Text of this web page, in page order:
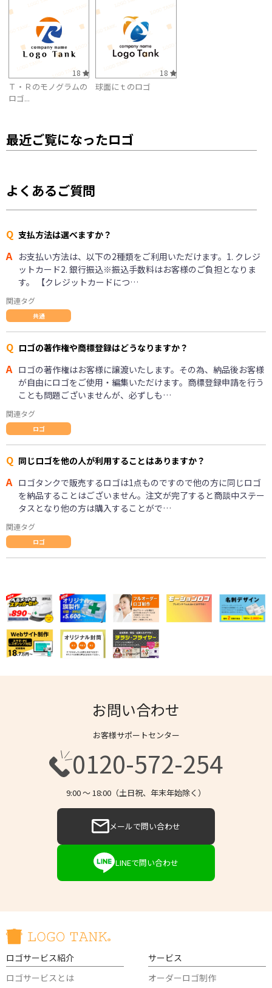
18
Ｔ・Ｒのモノグラムの
ロゴ...
18
球面にｔのロゴ
最近ご覧になったロゴ
よくあるご質問
Q 支払方法は選べますか？
A お支払い方法は、以下の2種類をご利用いただけます。1. クレジ
ットカード2. 銀行振込※振込手数料はお客様のご負担となりま
す。 【クレジットカードにつ…
関連タグ
共通
Q ロゴの著作権や商標登録はどうなりますか？
A ロゴの著作権はお客様に譲渡いたします。その為、納品後お客様
が自由にロゴをご使用・編集いただけます。商標登録申請を行う
ことも問題ございませんが、必ずしも…
関連タグ
ロゴ
Q 同じロゴを他の人が利用することはありますか？
A ロゴタンクで販売するロゴは1点ものですので他の方に同じロゴ
を納品することはございません。注文が完了すると商談中ステー
タスとなり他の方は購入することがで…
関連タグ
ロゴ
お問い合わせ
お客様サポートセンター
0120-572-254
9:00 〜 18:00（土日祝、年末年始除く）
メールで問い合わせ
LINEで問い合わせ
ロゴサービス紹介
ロゴサービスとは
サービス
オーダーロゴ制作